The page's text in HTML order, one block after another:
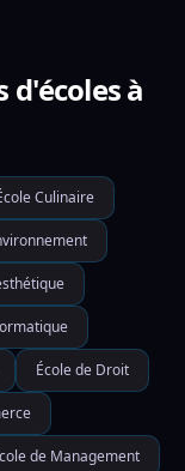
d'écoles à
Culinaire
École de Droit
de Management